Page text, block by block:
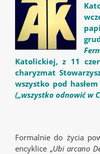
Katolickiej, z 11
charyzmat
wszystko pod hasłem
(„wszystko odnowić w
Formalnie do życia
encyklice „Ubi arcano